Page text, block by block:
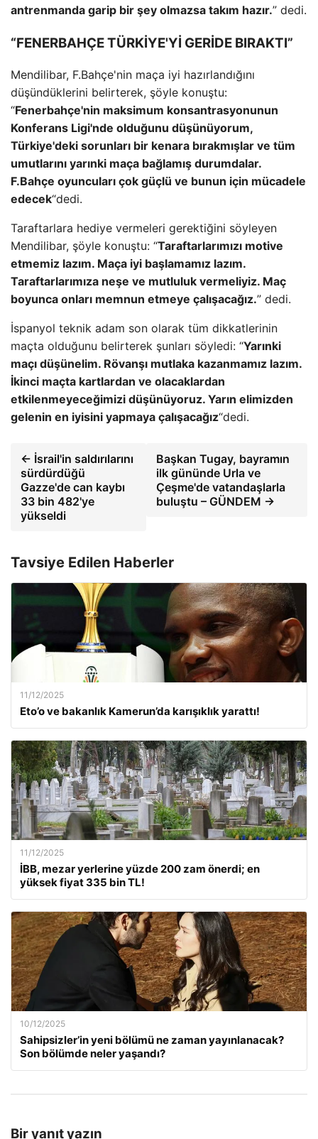
antrenmanda garip bir şey olmazsa takım hazır.” dedi.
“FENERBAHÇE TÜRKİYE'Yİ GERİDE BIRAKTI”
Mendilibar, F.Bahçe'nin maça iyi hazırlandığını
düşündüklerini belirterek, şöyle konuştu:
“Fenerbahçe'nin maksimum konsantrasyonunun
Konferans Ligi'nde olduğunu düşünüyorum,
Türkiye'deki sorunları bir kenara bırakmışlar ve tüm
umutlarını yarınki maça bağlamış durumdalar.
F.Bahçe oyuncuları çok güçlü ve bunun için mücadele
edecek“dedi.
Taraftarlara hediye vermeleri gerektiğini söyleyen
Mendilibar, şöyle konuştu: “Taraftarlarımızı motive
etmemiz lazım. Maça iyi başlamamız lazım.
Taraftarlarımıza neşe ve mutluluk vermeliyiz. Maç
boyunca onları memnun etmeye çalışacağız.” dedi.
İspanyol teknik adam son olarak tüm dikkatlerinin
maçta olduğunu belirterek şunları söyledi: “Yarınki
maçı düşünelim. Rövanşı mutlaka kazanmamız lazım.
İkinci maçta kartlardan ve olacaklardan
etkilenmeyeceğimizi düşünüyoruz. Yarın elimizden
gelenin en iyisini yapmaya çalışacağız“dedi.
← İsrail'in saldırılarını
sürdürdüğü
Gazze'de can kaybı
33 bin 482'ye
yükseldi
Başkan Tugay, bayramın
ilk gününde Urla ve
Çeşme'de vatandaşlarla
buluştu – GÜNDEM →
Tavsiye Edilen Haberler
11/12/2025
Eto’o ve bakanlık Kamerun’da karışıklık yarattı!
11/12/2025
İBB, mezar yerlerine yüzde 200 zam önerdi; en
yüksek fiyat 335 bin TL!
10/12/2025
Sahipsizler’in yeni bölümü ne zaman yayınlanacak?
Son bölümde neler yaşandı?
Bir yanıt yazın